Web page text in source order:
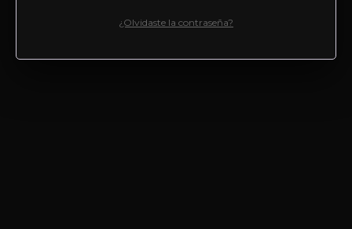
¿Olvidaste la contraseña?